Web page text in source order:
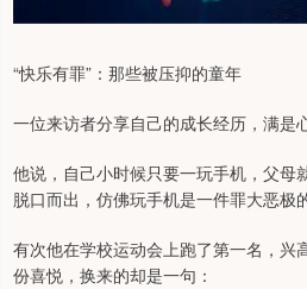
“快乐有罪”：那些被压抑的童年
一位来访者分享自己的成长经历，满是
他说，自己小时候只要一玩手机，父母
脱口而出，仿佛玩手机是一件罪大恶极
有次他在学校运动会上跑了第一名，兴
份喜悦，换来的却是一句：